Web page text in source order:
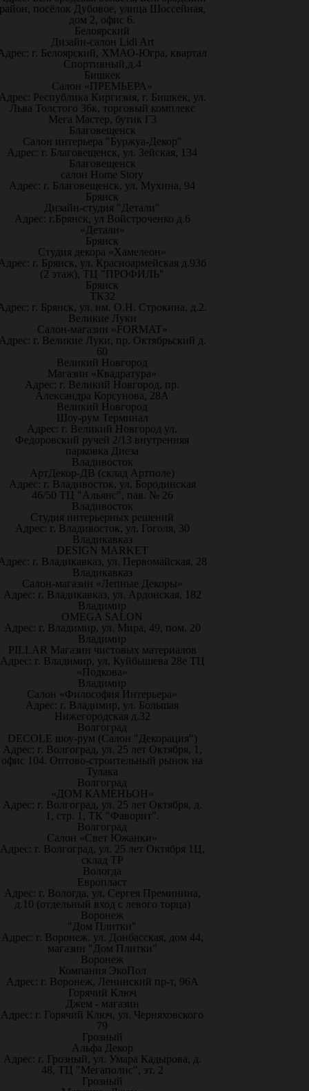
посёлок Дубовое, улица Шоссейная,
дом 2, офис 6.
Белоярский
Дизайн-салон Lidi Art
г. Белоярский, ХМАО-Югра, квартал
Спортивный,д.4
Бишкек
Салон «ПРЕМЬЕРА»
Республика Киргизия, г. Бишкек, ул.
Льва Толстого 36к, торговый комплекс
Мега Мастер, бутик Г3
Благовещенск
Салон интерьера "Буржуа-Декор"
Адрес: г. Благовещенск, ул. Зейская, 134
Благовещенск
салон Home Story
Адрес: г. Благовещенск, ул. Мухина, 94
Брянск
Дизайн-студия "Детали"
Адрес: г.Брянск, ул Войстроченко д.6
«Детали»
Брянск
Студия декора «Хамелеон»
г. Брянск, ул. Красноармейская д.93б
(2 этаж), ТЦ "ПРОФИЛЬ"
Брянск
ТК32
г. Брянск, ул. им. О.Н. Строкина, д.2.
Великие Луки
Салон-магазин «FORMAT»
г. Великие Луки, пр. Октябрьский д.
60
Великий Новгород
Магазин «Квадратура»
Адрес: г. Великий Новгород, пр.
Александра Корсунова, 28А
Великий Новгород
Шоу-рум Терминал
Адрес: г. Великий Новгород ул.
Федоровский ручей 2/13 внутренняя
парковка Диеза
Владивосток
АртДекор-ДВ (склад Артполе)
Адрес: г. Владивосток, ул. Бородинская
46/50 ТЦ "Альянс", пав. № 26
Владивосток
Студия интерьерных решений
Адрес: г. Владивосток, ул. Гоголя, 30
Владикавказ
DESIGN MARKET
г. Владикавказ, ул. Первомайская, 28
Владикавказ
Салон-магазин «Лепные Декоры»
Адрес: г. Владикавказ, ул. Ардонская, 182
Владимир
OMEGA SALON
Адрес: г. Владимир, ул. Мира, 49, пом. 20
Владимир
PILLAR Магазин чистовых материалов
Адрес: г. Владимир, ул. Куйбышева 28е ТЦ
«Подкова»
Владимир
Салон «Философия Интерьера»
Адрес: г. Владимир, ул. Большая
Нижегородская д.32
Волгоград
DECOLE шоу-рум (Салон "Декорация")
Адрес: г. Волгоград, ул. 25 лет Октября, 1,
офис 104. Оптово-строительный рынок на
Тулака
Волгоград
«ДОМ КАМЕНЬОН»
Адрес: г. Волгоград, ул. 25 лет Октября, д.
1, стр. 1, ТК "Фаворит".
Волгоград
Салон «Свет Южанки»
Адрес: г. Волгоград, ул. 25 лет Октября 1Ц,
склад ТР
Вологда
Европласт
Адрес: г. Вологда, ул. Сергея Преминина,
д.10 (отдельный вход с левого торца)
Воронеж
"Дом Плитки"
Адрес: г. Воронеж. ул. Донбасская, дом 44,
магазин "Дом Плитки"
Воронеж
Компания ЭкоПол
Адрес: г. Воронеж, Ленинский пр-т, 96А
Горячий Ключ
Джем - магазин
Адрес: г. Горячий Ключ, ул. Черняховского
79
Грозный
Альфа Декор
Адрес: г. Грозный, ул. Умара Кадырова, д.
48, ТЦ "Мегаполис", эт. 2
Грозный